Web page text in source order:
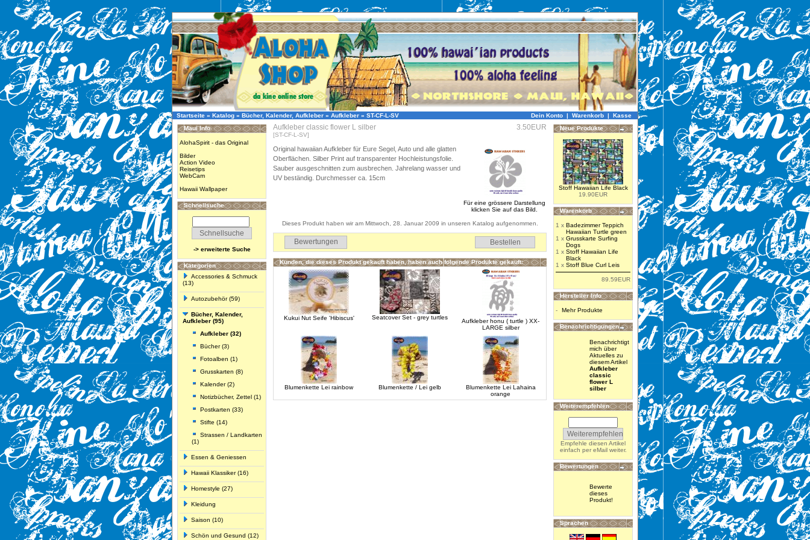
Startseite » Katalog » Bücher, Kalender, Aufkleber » Aufkleber » ST-CF-L-SV Dein Konto | Warenkorb | Kasse
Maui Info
AlohaSpirit - das Original
Bilder
Action Video
Reisetips
WebCam
Hawaii Wallpaper
Schnellsuche
-> erweiterte Suche
Kategorien
Accessories & Schmuck
(13)
Autozubehör (59)
Bücher, Kalender,
Aufkleber (95)
Aufkleber (32)
Bücher (3)
Fotoalben (1)
Grusskarten (8)
Kalender (2)
Notizbücher, Zettel (1)
Postkarten (33)
Stifte (14)
Strassen / Landkarten
(1)
Essen & Geniessen
Hawaii Klassiker (16)
Homestyle (27)
Kleidung
Saison (10)
Schön und Gesund (12)
Aufkleber classic flower L silber
[ST-CF-L-SV]
3.50EUR
Für eine grössere Darstellung
klicken Sie auf das Bild.
Original hawaiian Aufkleber für Eure Segel, Auto und alle glatten
Oberflächen. Silber Print auf transparenter Hochleistungsfolie.
Sauber ausgeschnitten zum ausbrechen. Jahrelang wasser und
UV beständig. Durchmesser ca. 15cm
Dieses Produkt haben wir am Mittwoch, 28. Januar 2009 in unseren Katalog aufgenommen.
Bewertungen
Kunden, die dieses Produkt gekauft haben, haben auch folgende Produkte gekauft:
Kukui Nut Seife 'Hibiscus' Seatcover Set - grey turtles
Aufkleber honu ( turtle ) XX-
LARGE silber
Blumenkette Lei rainbow Blumenkette / Lei gelb
Blumenkette Lei Lahaina
orange
Neue Produkte
Stoff Hawaiian Life Black
19.90EUR
Warenkorb
1 x Badezimmer Teppich
Hawaiian Turtle green
1 x Grusskarte Surfing
Dogs
1 x Stoff Hawaiian Life
Black
1 x Stoff Blue Curl Leis
89.59EUR
Hersteller Info
- Mehr Produkte
Benachrichtigungen
Benachrichtigt
mich über
Aktuelles zu
diesem Artikel
Aufkleber
classic
flower L
silber
Weiterempfehlen
Empfehle diesen Artikel
einfach per eMail weiter.
Bewertungen
Bewerte
dieses
Produkt!
Sprachen